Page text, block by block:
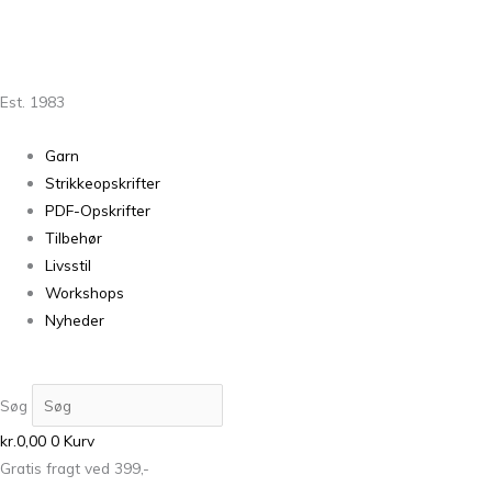
Est. 1983
Garn
Strikkeopskrifter
PDF-Opskrifter
Tilbehør
Livsstil
Workshops
Nyheder
Søg
kr.0,00 0 Kurv
Gratis fragt ved 399,-